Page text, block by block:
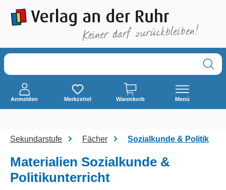
springen
Anmelden Merkzettel Warenkorb Menü
Sekundarstufe Fächer Sozialkunde & Politik
Materialien Sozialkunde &
Politikunterricht